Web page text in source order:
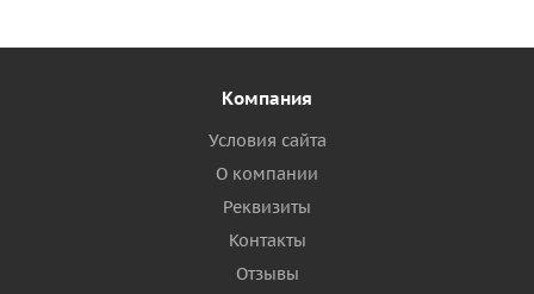
Компания
Условия сайта
О компании
Реквизиты
Контакты
Отзывы